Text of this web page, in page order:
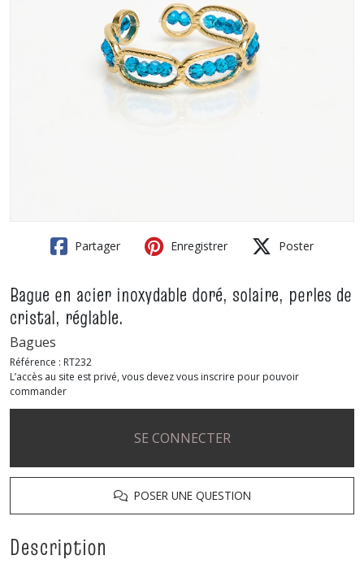
Partager Enregistrer Poster
Bague en acier inoxydable doré, solaire, perles de
cristal, réglable.
Bagues
Référence : RT232
L’accès au site est privé, vous devez vous inscrire pour pouvoir
commander
SE CONNECTER
POSER UNE QUESTION
Description